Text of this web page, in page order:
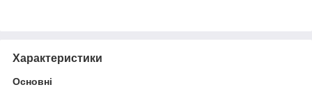
Характеристики
Основні